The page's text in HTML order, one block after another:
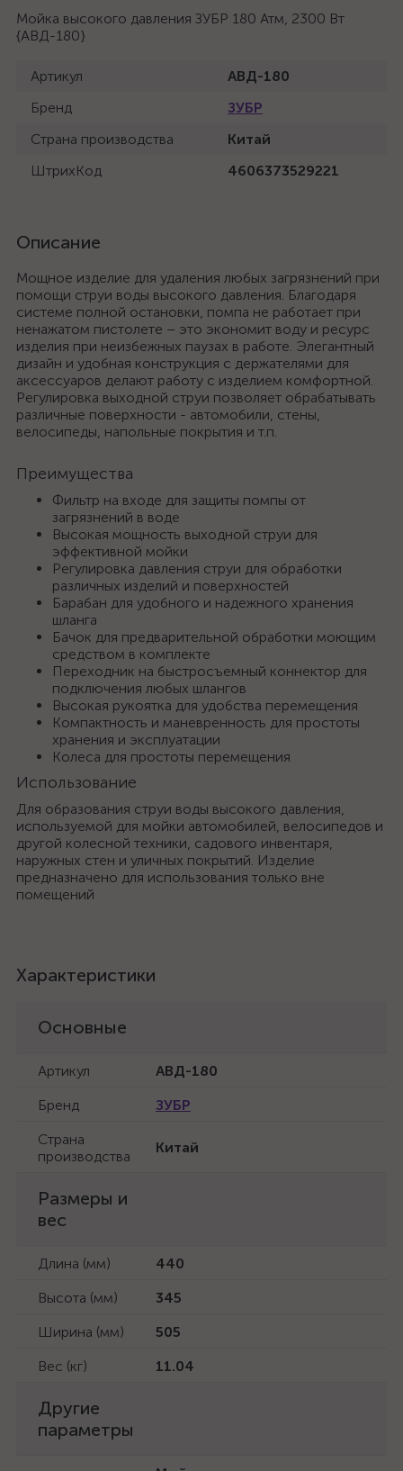
Мойка высокого давления ЗУБР 180 Атм, 2300 Вт
{АВД-180}
Артикул
АВД-180
Бренд
ЗУБР
Страна производства
Китай
ШтрихКод
4606373529221
Описание
Мощное изделие для удаления любых загрязнений при
помощи струи воды высокого давления. Благодаря
системе полной остановки, помпа не работает при
ненажатом пистолете – это экономит воду и ресурс
изделия при неизбежных паузах в работе. Элегантный
дизайн и удобная конструкция с держателями для
аксессуаров делают работу с изделием комфортной.
Регулировка выходной струи позволяет обрабатывать
различные поверхности - автомобили, стены,
велосипеды, напольные покрытия и т.п.
Преимущества
Фильтр на входе для защиты помпы от
загрязнений в воде
Высокая мощность выходной струи для
эффективной мойки
Регулировка давления струи для обработки
различных изделий и поверхностей
Барабан для удобного и надежного хранения
шланга
Бачок для предварительной обработки моющим
средством в комплекте
Переходник на быстросъемный коннектор для
подключения любых шлангов
Высокая рукоятка для удобства перемещения
Компактность и маневренность для простоты
хранения и эксплуатации
Колеса для простоты перемещения
Использование
Для образования струи воды высокого давления,
используемой для мойки автомобилей, велосипедов и
другой колесной техники, садового инвентаря,
наружных стен и уличных покрытий. Изделие
предназначено для использования только вне
помещений
Характеристики
Основные
Артикул
АВД-180
Бренд
ЗУБР
Страна
производства
Китай
Размеры и
вес
Длина (мм)
440
Высота (мм)
345
Ширина (мм)
505
Вес (кг)
11.04
Другие
параметры